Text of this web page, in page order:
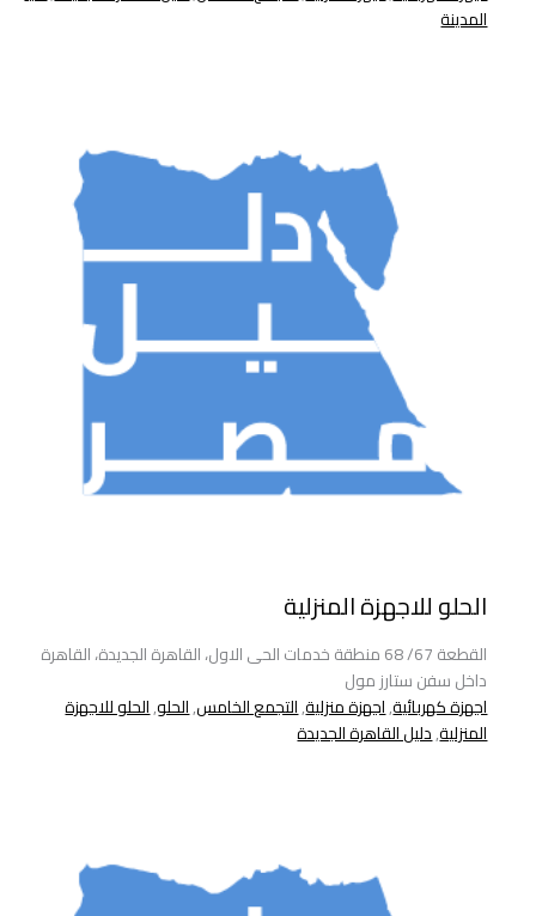
المدينة
الحلو للاجهزة المنزلية
القطعة 67/ 68 منطقة خدمات الحى الاول، القاهرة الجديدة، القاهرة
داخل سفن ستارز مول
اجهزة كهربائية,اجهزة منزلية,التجمع الخامس,الحلو,الحلو للاجهزة
المنزلية,دليل القاهرة الجديدة